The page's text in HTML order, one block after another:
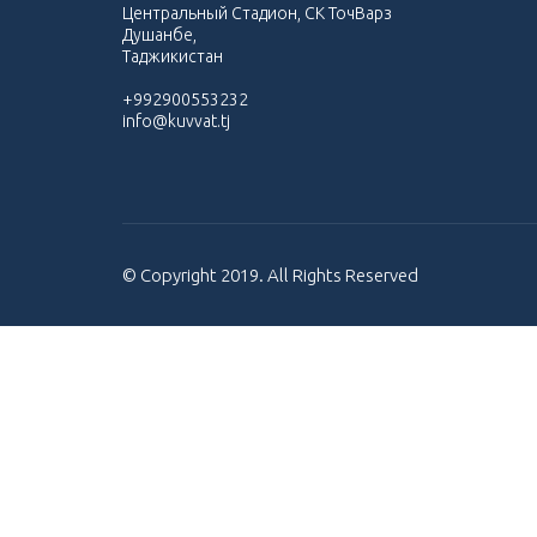
Центральный Стадион, СК ТочВарз
Душанбе,
Таджикистан
+992900553232
info@kuvvat.tj
© Copyright 2019. All Rights Reserved